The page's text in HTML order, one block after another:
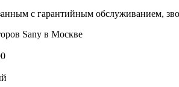
с гарантийным обслуживанием,
Sany в Москве